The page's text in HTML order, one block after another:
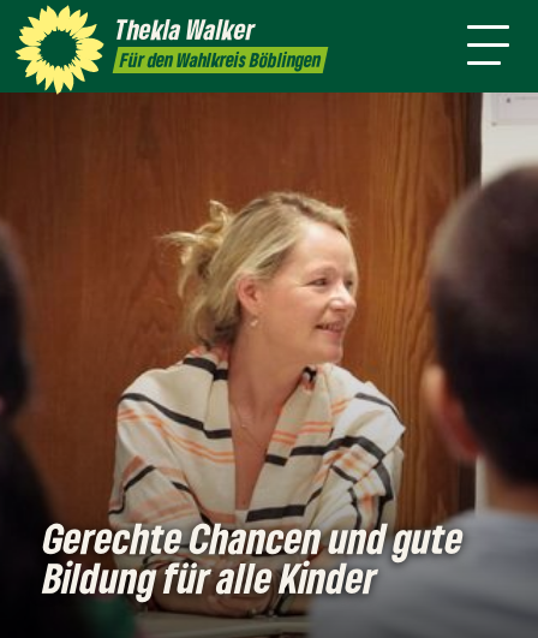
TheklaWalker
Für den Wahlkreis Böblingen
Termine Presse Kontakt
Themen
Gerechte Chancen und gute
Bildung für alle Kinder